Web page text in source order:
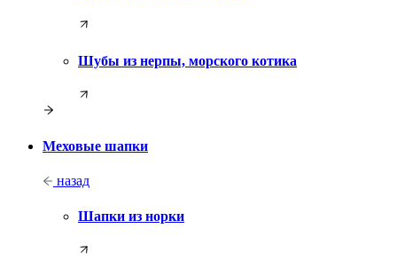
Шубы из нерпы, морского котика
Меховые шапки
назад
Шапки из норки